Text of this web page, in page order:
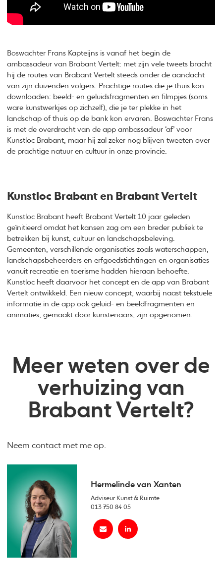
Boswachter Frans Kapteijns is vanaf het begin de
ambassadeur van Brabant Vertelt: met zijn vele tweets bracht
hij de routes van Brabant Vertelt steeds onder de aandacht
van zijn duizenden volgers. Prachtige routes die je thuis kon
downloaden: beeld- en geluidsfragmenten en filmpjes (soms
ware kunstwerkjes op zichzelf), die je ter plekke in het
landschap of thuis op de bank kon ervaren. Boswachter Frans
is met de overdracht van de app ambassadeur ‘af’ voor
Kunstloc Brabant, maar hij zal zeker nog blijven tweeten over
de prachtige natuur en cultuur in onze provincie.
Kunstloc Brabant en Brabant Vertelt
Kunstloc Brabant heeft Brabant Vertelt 10 jaar geleden
geïnitieerd omdat het kansen zag om een breder publiek te
betrekken bij kunst, cultuur en landschapsbeleving.
Gemeenten, verschillende organisaties zoals waterschappen,
landschapsbeheerders en erfgoedstichtingen en organisaties
vanuit recreatie en toerisme hadden hieraan behoefte.
Kunstloc heeft daarvoor het concept en de app van Brabant
Vertelt ontwikkeld. Een nieuw concept, waarbij naast tekstuele
informatie in de app ook geluid- en beeldfragmenten en
animaties, gemaakt door kunstenaars, zijn opgenomen.
Meer weten over de
verhuizing van
Brabant Vertelt?
Neem contact met me op.
Hermelinde van Xanten
Adviseur Kunst & Ruimte
013 750 84 05